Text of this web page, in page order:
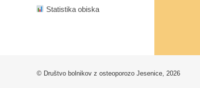
Statistika obiska
© Društvo bolnikov z osteoporozo Jesenice, 2026